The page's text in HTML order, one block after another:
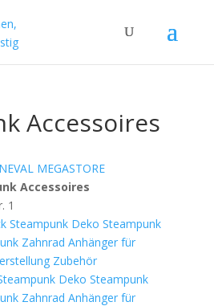
Accessoires
Accessoires
1
Deko Steampunk
Zahnrad Anhänger für